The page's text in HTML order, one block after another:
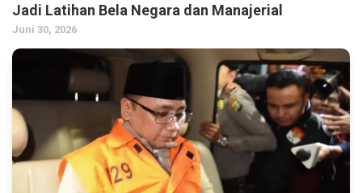
Jadi Latihan Bela Negara dan Manajerial
Juni 30, 2026